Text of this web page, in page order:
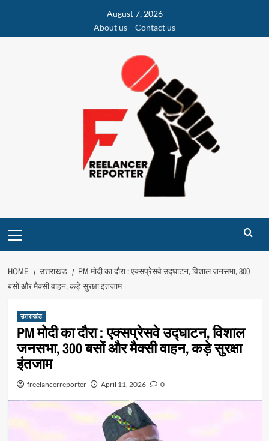
content
August 7, 2026
About us
Contact us
Menu
HOME उत्तराखंड
PM मोदी का दौरा : एक्सप्रेसवे उद्घाटन, विशाल जनसभा, 300
बसों और मैक्सी वाहन, कड़े सुरक्षा इंतजाम
उत्तराखंड
PM मोदी का दौरा : एक्सप्रेसवे उद्घाटन, विशाल
जनसभा, 300 बसों और मैक्सी वाहन, कड़े सुरक्षा
इंतजाम
freelancerreporter April 11, 2026 0